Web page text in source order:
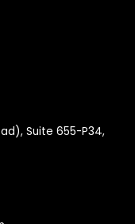
Suite 655-P34,